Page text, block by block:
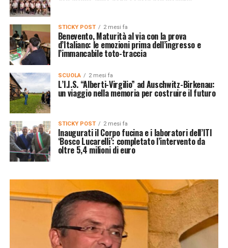
STICKY POST 2 mesi fa
Benevento, Maturità al via con la prova
d’Italiano: le emozioni prima dell’ingresso e
l’immancabile toto-traccia
SCUOLA 2 mesi fa
L’I.I.S. “Alberti-Virgilio” ad Auschwitz-Birkenau:
un viaggio nella memoria per costruire il futuro
STICKY POST 2 mesi fa
Inaugurati il Corpo fucina e i laboratori dell’ITI
‘Bosco Lucarelli’: completato l’intervento da
oltre 5,4 milioni di euro